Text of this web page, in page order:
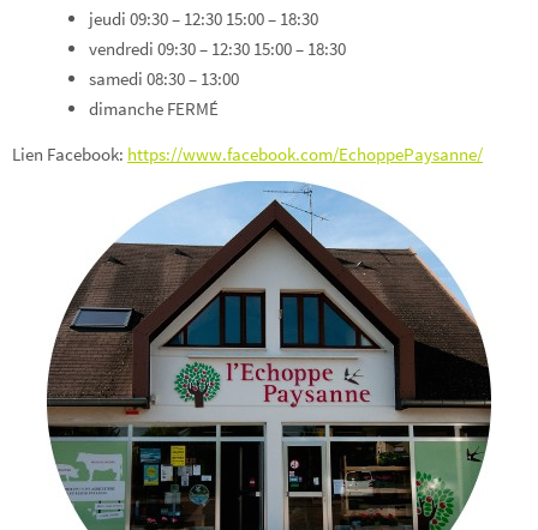
jeudi 09:30 – 12:30 15:00 – 18:30
vendredi 09:30 – 12:30 15:00 – 18:30
samedi 08:30 – 13:00
dimanche FERMÉ
Lien Facebook: https://www.facebook.com/EchoppePaysanne/